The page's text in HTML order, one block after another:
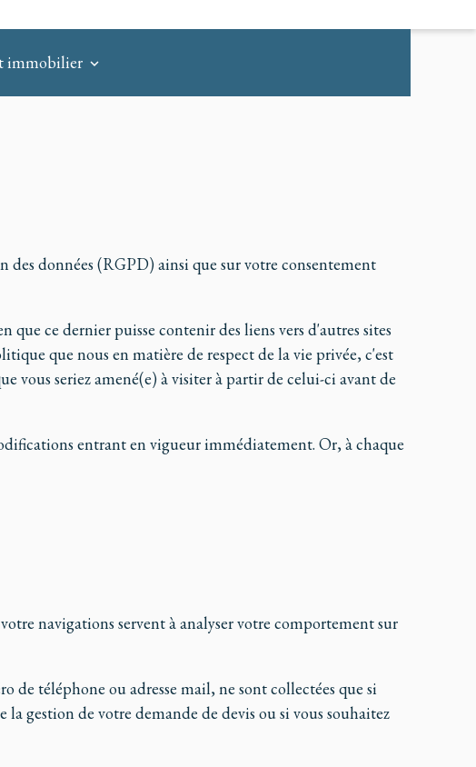
immobilier
données (RGPD) ainsi que sur votre consentement
ce dernier puisse contenir des liens vers d'autres sites
que nous en matière de respect de la vie privée, c'est
vous seriez amené(e) à visiter à partir de celui-ci avant de
entrant en vigueur immédiatement. Or, à chaque
navigations servent à analyser votre comportement sur
de téléphone ou adresse mail, ne sont collectées que si
gestion de votre demande de devis ou si vous souhaitez